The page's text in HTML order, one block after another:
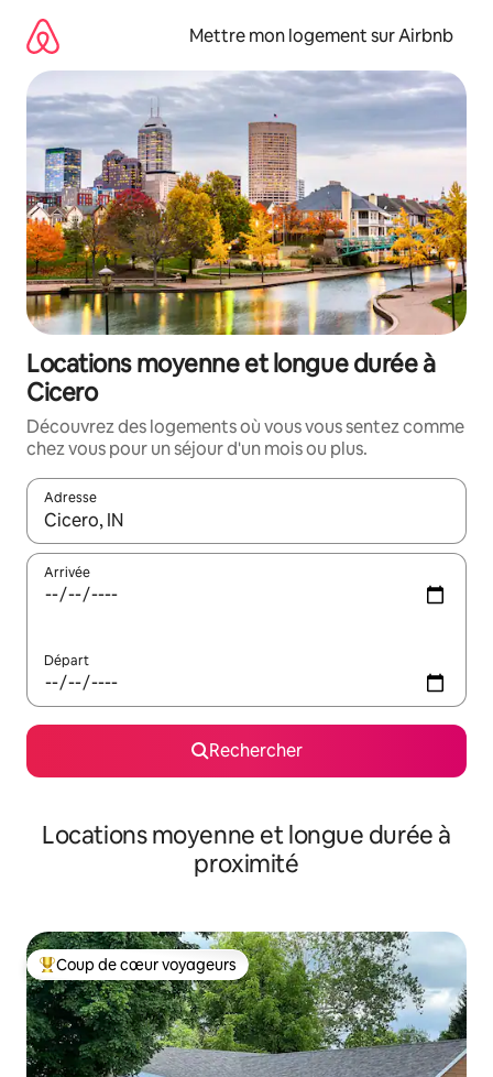
directement
contenu
Mettre mon logement sur Airbnb
Locations moyenne et longue durée à
Cicero
Découvrez des logements où vous vous sentez comme
chez vous pour un séjour d'un mois ou plus.
Adresse
Lorsque les résultats s'affichent, utilisez les flèches vers le
Arrivée
Départ
Rechercher
Locations moyenne et longue durée à
proximité
Coups de cœur voyageurs les plus appréciés
Coup de cœur voyageurs